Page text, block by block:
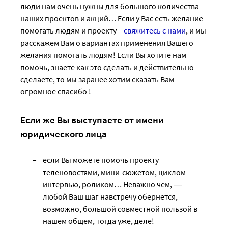
люди нам очень нужны для большого количества
наших проектов и акций… Если у Вас есть желание
помогать людям и проекту – свяжитесь с нами, и мы
расскажем Вам о вариантах применения Вашего
желания помогать людям! Если Вы хотите нам
помочь, знаете как это сделать и действительно
сделаете, то мы заранее хотим сказать Вам —
огромное спасибо !
Если же Вы выступаете от имени
юридического лица
если Вы можете помочь проекту
теленовостями, мини-сюжетом, циклом
интервью, роликом… Неважно чем, ―
любой Ваш шаг навстречу обернется,
возможно, большой совместной пользой в
нашем общем, тогда уже, деле!